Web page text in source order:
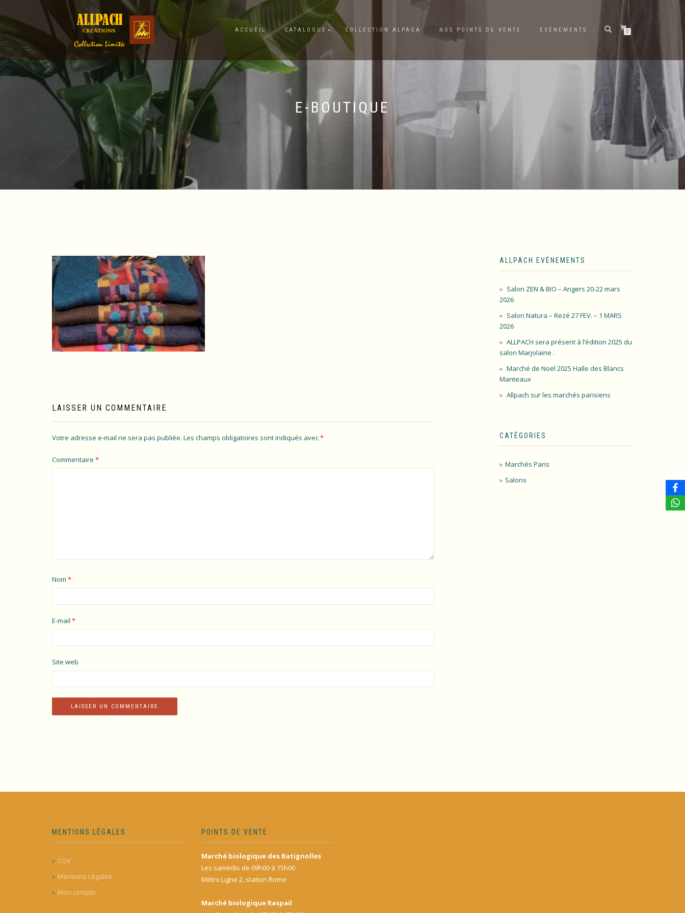
ACCUEIL CATALOGUE COLLECTION ALPAGA NOS POINTS DE VENTE EVÉNEMENTS 0
E-BOUTIQUE
LAISSER UN COMMENTAIRE
Votre adresse e-mail ne sera pas publiée. Les champs obligatoires sont indiqués avec*
Commentaire *
Nom *
E-mail *
Site web
ALLPACH EVÉNEMENTS
Salon ZEN & BIO – Angers 20-22 mars
2026
Salon Natura – Rezé 27 FEV. – 1 MARS
2026
ALLPACH sera présent à l’édition 2025 du
salon Marjolaine .
Marché de Noël 2025 Halle des Blancs
Manteaux
Allpach sur les marchés parisiens
CATÉGORIES
Marchés Paris
Salons
MENTIONS LÉGALES
CGV
Mentions Légales
Mon compte
POINTS DE VENTE
Marché biologique des Batignolles
Les samedis de 09h00 à 15h00
Métro Ligne 2, station Rome
Marché biologique Raspail